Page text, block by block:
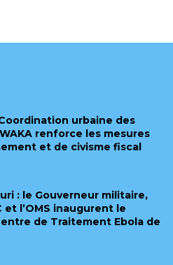
urbaine des
renforce les mesures
et de civisme fiscal
: le Gouverneur militaire,
et l’OMS inaugurent le
de Traitement Ebola de